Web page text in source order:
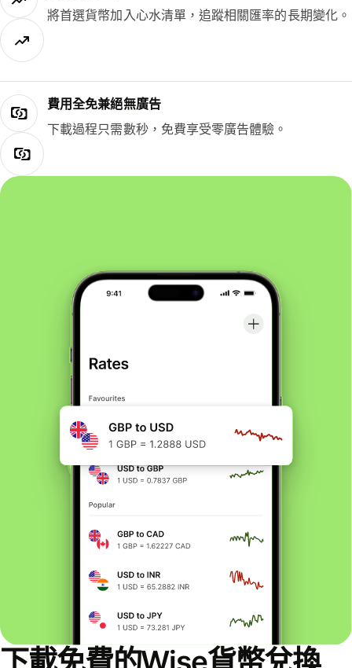
將首選貨幣加入心水清單，追蹤相關匯率的長期變化。
費用全免兼絕無廣告
下載過程只需數秒，免費享受零廣告體驗。